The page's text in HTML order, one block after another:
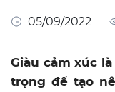
05/09/2022
Giàu cảm xúc
trọng để tạo